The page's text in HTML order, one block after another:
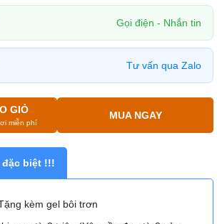
Gọi điện - Nhắn tin
Tư vấn qua Zalo
GIỎ
miễn phí
MUA NGAY
đặc biệt !!!
kèm gel bôi trơn